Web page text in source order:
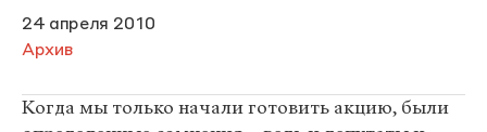
24 апреля 2010
Архив
Когда мы только начали готовить акцию, были